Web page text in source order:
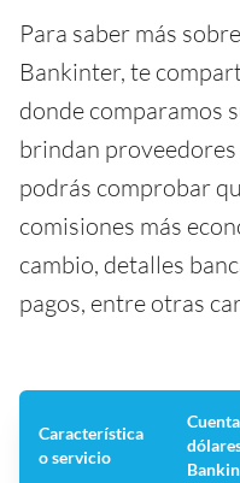
Para saber más
Bankinter, te
donde comparamos
brindan proveedores
podrás comprobar
comisiones más
cambio, detalles
pagos, entre otras
Característica
o servicio